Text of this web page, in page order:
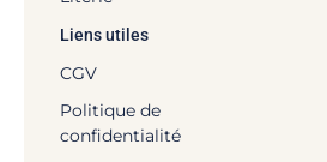
Liens utiles
CGV
Politique de
confidentialité